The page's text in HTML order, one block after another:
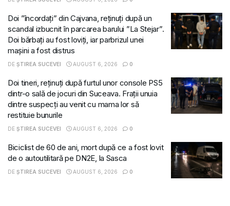
Doi ”încordați” din Cajvana, reținuți după un
scandal izbucnit în parcarea barului ”La Stejar”.
Doi bărbați au fost loviți, iar parbrizul unei
mașini a fost distrus
DE ȘTIREA SUCEVEI AUGUST 6, 2026 0
Doi tineri, reținuți după furtul unor console PS5
dintr-o sală de jocuri din Suceava. Frații unuia
dintre suspecți au venit cu mama lor să
restituie bunurile
DE ȘTIREA SUCEVEI AUGUST 6, 2026 0
Biciclist de 60 de ani, mort după ce a fost lovit
de o autoutilitară pe DN2E, la Sasca
DE ȘTIREA SUCEVEI AUGUST 6, 2026 0